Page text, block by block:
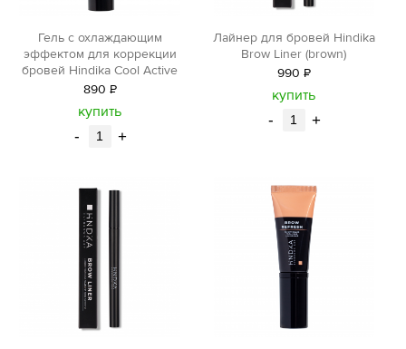
Гель с охлаждающим
эффектом для коррекции
бровей Hindika Cool Active
890 Р
уб.
купить
- +
Лайнер для бровей Hindika
Brow Liner (brown)
990 Р
уб.
купить
- +